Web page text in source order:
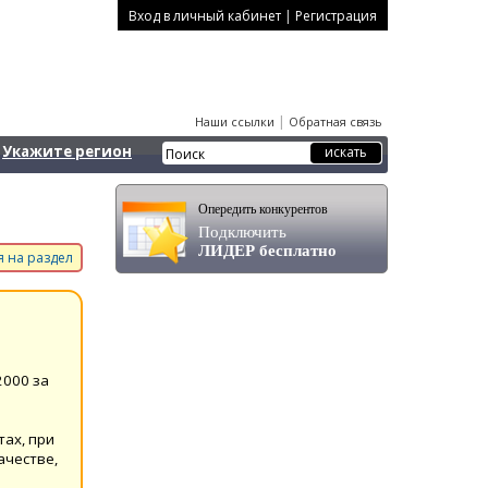
Вход в личный кабинет | Регистрация
Наши ссылки | Обратная связь
Укажите регион
на раздел
за
при
Опередить конкурентов
Подключить
ЛИДЕР бесплатно